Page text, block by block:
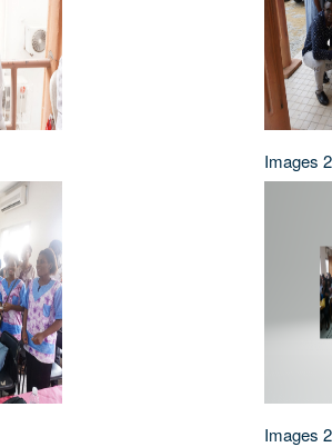
Images
Images